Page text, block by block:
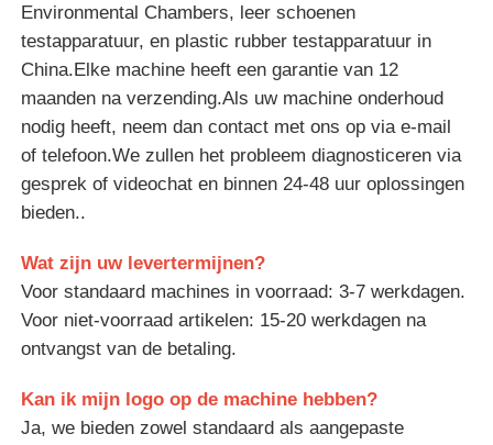
Environmental Chambers, leer schoenen
testapparatuur, en plastic rubber testapparatuur in
China.Elke machine heeft een garantie van 12
maanden na verzending.Als uw machine onderhoud
nodig heeft, neem dan contact met ons op via e-mail
of telefoon.We zullen het probleem diagnosticeren via
gesprek of videochat en binnen 24-48 uur oplossingen
bieden..
Wat zijn uw levertermijnen?
Voor standaard machines in voorraad: 3-7 werkdagen.
Voor niet-voorraad artikelen: 15-20 werkdagen na
ontvangst van de betaling.
Kan ik mijn logo op de machine hebben?
Ja, we bieden zowel standaard als aangepaste